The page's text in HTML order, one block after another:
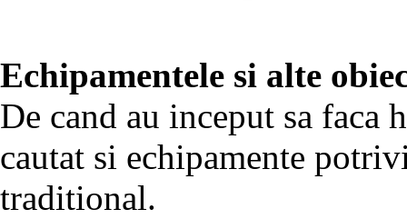
Echipamentele si alte
De cand au inceput sa faca
cautat si echipamente
traditional.